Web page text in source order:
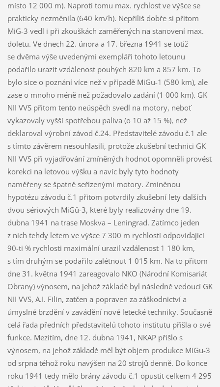
místo 12 000 m). Naproti tomu max. rychlost ve výšce se
prakticky nezměnila (640 km/h). Nepříliš dobře si přitom
MiG-3 vedl i při zkouškách zaměřených na stanovení max.
doletu. Ve dnech 22. února a 17. března 1941 se totiž
se dvěma výše uvedenými exempláři tohoto letounu
podařilo urazit vzdálenost pouhých 820 km a 857 km. To
bylo sice o poznání více než v případě MiGu-1 (580 km), ale
zase o mnoho méně než požadovalo zadání (1 000 km). GK
NII VVS přitom tento neúspěch svedl na motory, neboť
vykazovaly vyšší spotřebou paliva (o 10 až 15 %), než
deklaroval výrobní závod č.24. Představitelé závodu č.1 ale
s tímto závěrem nesouhlasili, protože zkušební technici GK
NII VVS při vyjadřování zmíněných hodnot opomněli provést
korekci na letovou výšku a navíc byly tyto hodnoty
naměřeny se špatně seřízenými motory. Zmíněnou
hypotézu závodu č.1 přitom potvrdily zkušební lety dalších
dvou sériových MiGů-3, které byly realizovány dne 19.
dubna 1941 na trase Moskva – Leningrad. Zatímco jeden
z nich tehdy letem ve výšce 7 300 m rychlostí odpovídající
90-ti % rychlosti maximální urazil vzdálenost 1 180 km,
s tím druhým se podařilo zalétnout 1 015 km. Na to přitom
dne 31. května 1941 zareagovalo NKO (Národní Komisariát
Obrany) výnosem, na jehož základě byl následně vedoucí GK
NII VVS, A.I. Filin, zatčen a popraven za záškodnictví a
úmyslné brzdění v zavádění nové letecké techniky. Současně
celá řada předních představitelů tohoto institutu přišla o své
funkce. Mezitím, dne 12. dubna 1941, NKAP přišlo s
výnosem, na jehož základě měl být objem produkce MiGu-3
od srpna téhož roku navýšen na 20 strojů denně. Do konce
roku 1941 tedy mělo brány závodu č.1 opustit celkem 4 295